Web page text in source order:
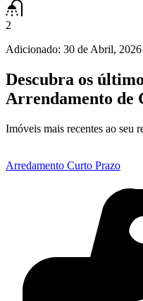
2
Adicionado: 30 de Abril, 2026
Descubra os
Arrendamento de
Imóveis mais recentes ao seu
Arredamento Curto Prazo